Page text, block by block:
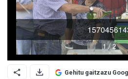
Gehitu gaitzazu